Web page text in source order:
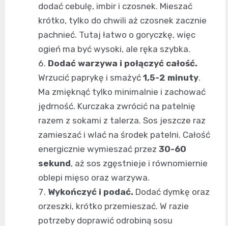
dodać cebulę, imbir i czosnek. Mieszać
krótko, tylko do chwili aż czosnek zacznie
pachnieć. Tutaj łatwo o goryczkę, więc
ogień ma być wysoki, ale ręka szybka.
Dodać warzywa i połączyć całość.
Wrzucić paprykę i smażyć 1,5-2 minuty.
Ma zmięknąć tylko minimalnie i zachować
jędrność. Kurczaka zwrócić na patelnię
razem z sokami z talerza. Sos jeszcze raz
zamieszać i wlać na środek patelni. Całość
energicznie wymieszać przez 30-60
sekund, aż sos zgęstnieje i równomiernie
oblepi mięso oraz warzywa.
Wykończyć i podać. Dodać dymkę oraz
orzeszki, krótko przemieszać. W razie
potrzeby doprawić odrobiną sosu